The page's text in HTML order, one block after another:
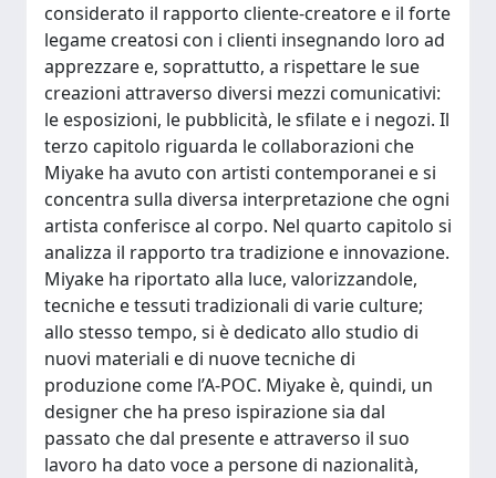
considerato il rapporto cliente-creatore e il forte
legame creatosi con i clienti insegnando loro ad
apprezzare e, soprattutto, a rispettare le sue
creazioni attraverso diversi mezzi comunicativi:
le esposizioni, le pubblicità, le sfilate e i negozi. Il
terzo capitolo riguarda le collaborazioni che
Miyake ha avuto con artisti contemporanei e si
concentra sulla diversa interpretazione che ogni
artista conferisce al corpo. Nel quarto capitolo si
analizza il rapporto tra tradizione e innovazione.
Miyake ha riportato alla luce, valorizzandole,
tecniche e tessuti tradizionali di varie culture;
allo stesso tempo, si è dedicato allo studio di
nuovi materiali e di nuove tecniche di
produzione come l’A-POC. Miyake è, quindi, un
designer che ha preso ispirazione sia dal
passato che dal presente e attraverso il suo
lavoro ha dato voce a persone di nazionalità,